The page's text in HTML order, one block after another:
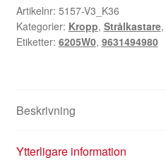
Höger
-04
9631494980
Artikelnr: 5157-V3_K36
Kategorier: Kropp, Strålkastare,
Etiketter: 6205W0, 9631494980
Beskrivning
Ytterligare information